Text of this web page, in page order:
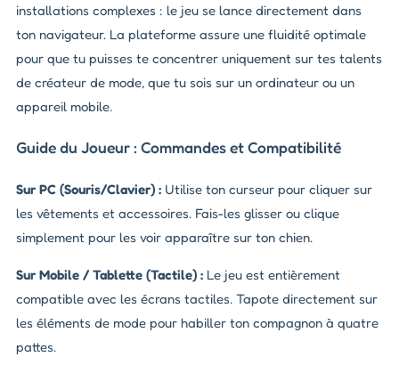
installations complexes : le jeu se lance directement dans
ton navigateur. La plateforme assure une fluidité optimale
pour que tu puisses te concentrer uniquement sur tes talents
de créateur de mode, que tu sois sur un ordinateur ou un
appareil mobile.
Guide du Joueur : Commandes et Compatibilité
Sur PC (Souris/Clavier) : Utilise ton curseur pour cliquer sur
les vêtements et accessoires. Fais-les glisser ou clique
simplement pour les voir apparaître sur ton chien.
Sur Mobile / Tablette (Tactile) : Le jeu est entièrement
compatible avec les écrans tactiles. Tapote directement sur
les éléments de mode pour habiller ton compagnon à quatre
pattes.